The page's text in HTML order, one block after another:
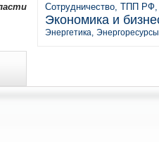
Сотрудничество, ТПП РФ,
Экономика и
Энергетика, Энергоресурсы